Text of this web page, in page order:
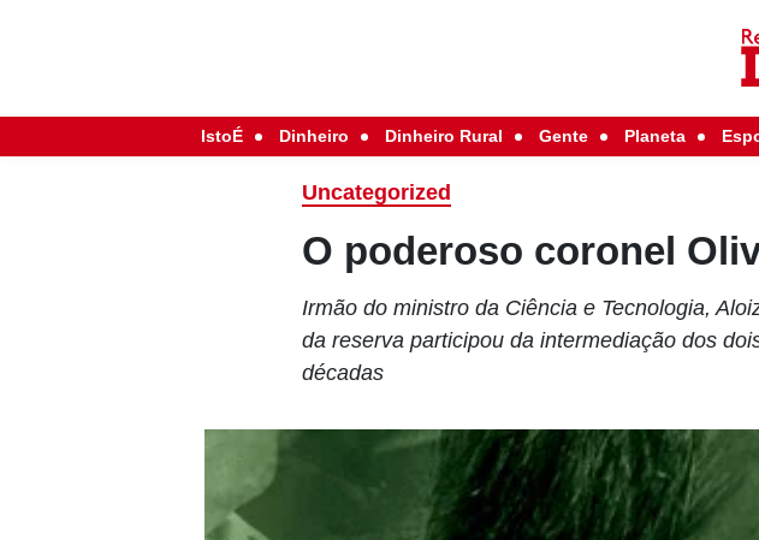
IstoÉ Dinheiro Dinheiro Rural Gente Planeta
Uncategorized
O poderoso coronel
Irmão do ministro da Ciência e Tecnologia,
da reserva participou da intermediação dos
décadas